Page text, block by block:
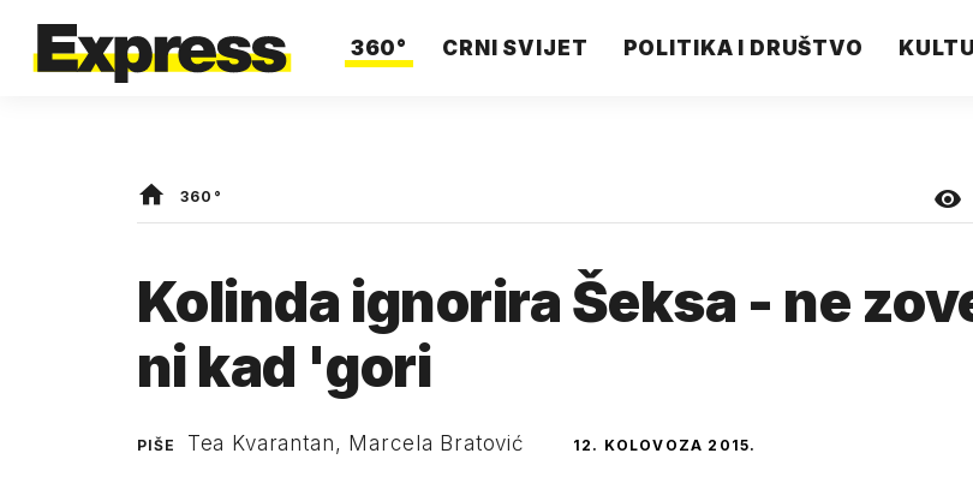
360° CRNI SVIJET POLITIKA I DRUŠTVO
360°
Kolinda ignorira Šeksa - ne
ni kad 'gori
PIŠE Tea Kvarantan, Marcela Bratović 12. KOLOVOZA 2015.